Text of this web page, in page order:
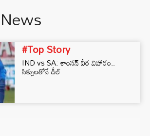
#Top Story
IND vs SA: శాంసన్ వీర విహారం..
సిక్సులతోనే డీల్